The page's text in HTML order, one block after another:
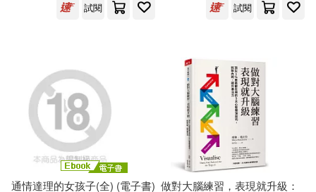
『戦刻ナイトブラッド』プロジェ
しおん(6)
ゆくえ萌葱(6)
ア力ネマコト(6) 上田夢人(6)
中國電力出版社(22)
九州出版社(22)
天津楊柳青畫社(22)
試閱
試閱
通情達理的女孩子(全) (電子書) 做對大腦練習，表現就升級：